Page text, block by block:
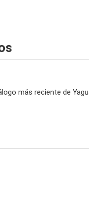
más reciente de